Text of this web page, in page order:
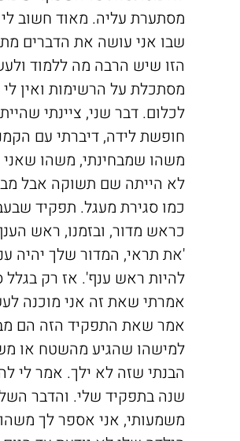
מסתערת עליה. מאוד חשוב
שבו אני עושה את הדברים
הזו שיש הרבה מה ללמוד
מסתכלת על הרשימות ואין
לכלום. דבר שני, ציינתי
חופשת לידה, דיברתי עם
משהו שמבחינתי, משהו שאני
לא הייתה שם תשוקה אבל
כמו סגירת מעגל. תפקיד
כראש מדור, ובזמנו, ראש
'את תראי, המדור שלך יהיה
להיות ראש ענף'. אז רק בגלל
אמרתי שאת זה אני מוכנה
אמר שאת התפקיד הזה הם
למישהו שהגיע מהשטח או
הבנתי שזה לא ילך. אמר לי
שנה בתפקיד שלי. והדבר
משמעותי, אני אספר לך